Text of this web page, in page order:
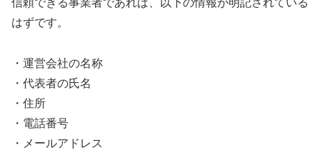
信頼できる事業者であれば、以下の情報が明記されている
はずです。
・運営会社の名称
・代表者の氏名
・住所
・電話番号
・メールアドレス